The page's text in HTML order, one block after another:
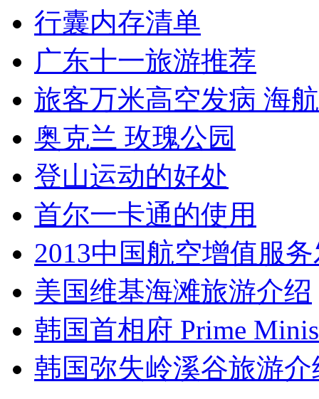
行囊内存清单
广东十一旅游推荐
旅客万米高空发病 海
奥克兰 玫瑰公园
登山运动的好处
首尔一卡通的使用
2013中国航空增值服
美国维基海滩旅游介绍
韩国首相府 Prime
韩国弥失岭溪谷旅游介